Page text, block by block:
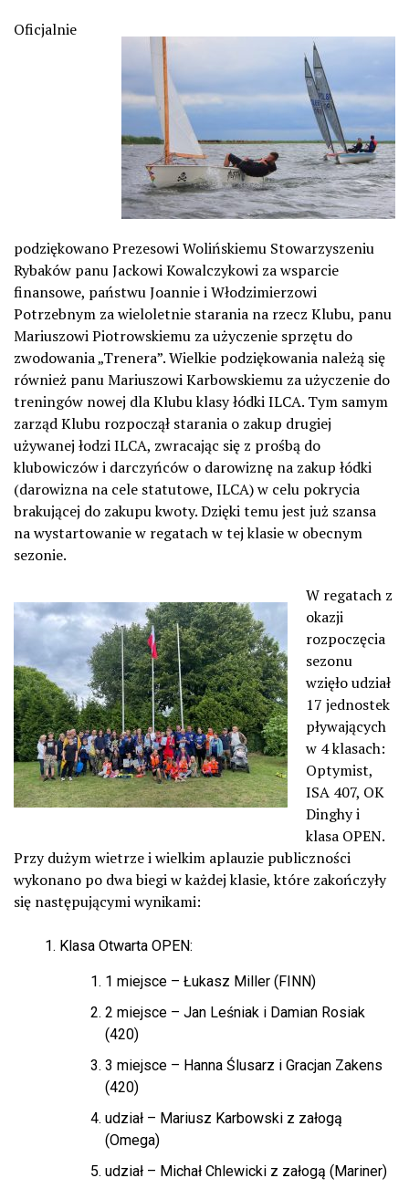
Oficjalnie
podziękowano Prezesowi Wolińskiemu Stowarzyszeniu
Rybaków panu Jackowi Kowalczykowi za wsparcie
finansowe, państwu Joannie i Włodzimierzowi
Potrzebnym za wieloletnie starania na rzecz Klubu, panu
Mariuszowi Piotrowskiemu za użyczenie sprzętu do
zwodowania „Trenera”. Wielkie podziękowania należą się
również panu Mariuszowi Karbowskiemu za użyczenie do
treningów nowej dla Klubu klasy łódki ILCA. Tym samym
zarząd Klubu rozpoczął starania o zakup drugiej
używanej łodzi ILCA, zwracając się z prośbą do
klubowiczów i darczyńców o darowiznę na zakup łódki
(darowizna na cele statutowe, ILCA) w celu pokrycia
brakującej do zakupu kwoty. Dzięki temu jest już szansa
na wystartowanie w regatach w tej klasie w obecnym
sezonie.
W regatach z
okazji
rozpoczęcia
sezonu
wzięło udział
17 jednostek
pływających
w 4 klasach:
Optymist,
ISA 407, OK
Dinghy i
klasa OPEN.
Przy dużym wietrze i wielkim aplauzie publiczności
wykonano po dwa biegi w każdej klasie, które zakończyły
się następującymi wynikami:
Klasa Otwarta OPEN:
1 miejsce – Łukasz Miller (FINN)
2 miejsce – Jan Leśniak i Damian Rosiak
(420)
3 miejsce – Hanna Ślusarz i Gracjan Zakens
(420)
udział – Mariusz Karbowski z załogą
(Omega)
udział – Michał Chlewicki z załogą (Mariner)